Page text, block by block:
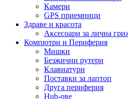
Камери
GPS приемници
Здраве и красота
Аксесоари за лична
Компютри и Периферия
Мишки
Безжични рутери
Клавиатури
Поставки за лаптоп
Друга периферия
Hub-ове